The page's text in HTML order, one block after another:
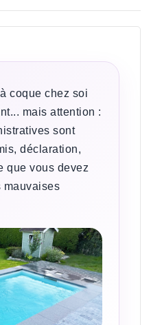
coque chez soi
mais attention :
sont
déclaration,
que vous devez
mauvaises